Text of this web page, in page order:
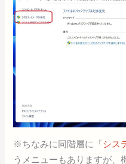
※ちなみに同階層に「シス
うメニューもありますが、